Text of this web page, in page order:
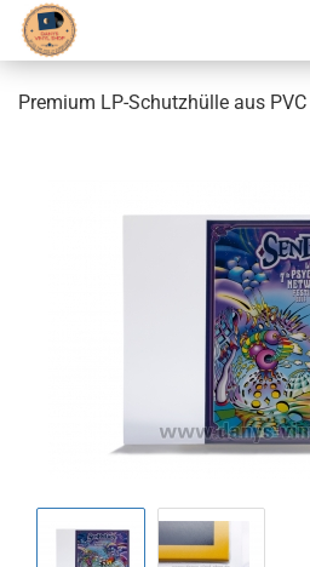
Premium LP-Schutzhülle aus